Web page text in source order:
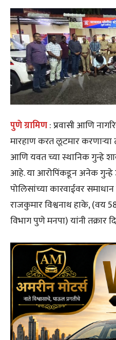
पुणेग्रामिण: प्रवासी आणि
मारहाण करत लूटमार
आणि यवत च्या स्थानिक गुन्हे
आहे. या आरोपिंकडून अनेक
पोलिसांच्या कारवाईवर
राजकुमार विश्वनाथ हाके, (वय
विभाग पुणे मनपा) यांनी तक्रार